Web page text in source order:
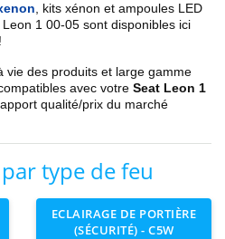
, kits xénon et ampoules LED
Leon 1 00-05 sont disponibles ici
vie des produits et large gamme
avec votre Seat Leon 1
qualité/prix du marché
type de feu
ECLAIRAGE DE PORTIÈRE
(SÉCURITÉ) - C5W